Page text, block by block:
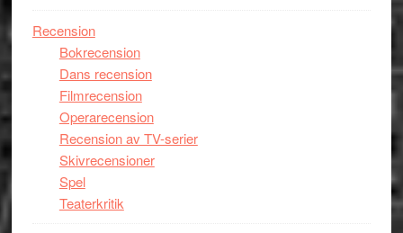
Recension
Bokrecension
Dans recension
Filmrecension
Operarecension
Recension av TV-serier
Skivrecensioner
Spel
Teaterkritik